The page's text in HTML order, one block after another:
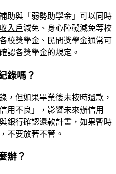
助與「弱勢助學金」可以 同時
入戶減免、身心障礙減免等校
校獎學金、民間獎學金通常可
認各獎學金的規定。
錄嗎？
，但如果畢業後未按時還款，
用不良」，影響未來辦信用
銀行確認還款計畫，如果暫時
不要放著不管。
辦？